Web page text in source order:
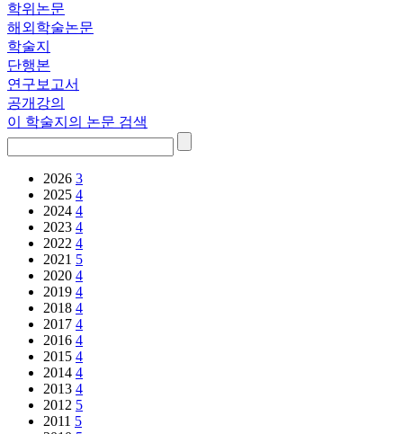
학위논문
해외학술논문
학술지
단행본
연구보고서
공개강의
이 학술지의 논문 검색
2026 3
2025 4
2024 4
2023 4
2022 4
2021 5
2020 4
2019 4
2018 4
2017 4
2016 4
2015 4
2014 4
2013 4
2012 5
2011 5